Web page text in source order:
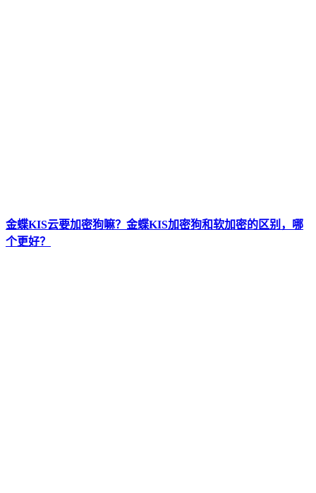
金蝶KIS云要加密狗嘛？金蝶KIS加密狗和软加密的区别，哪
个更好？